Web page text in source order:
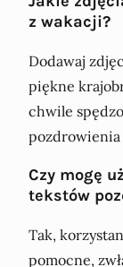
z wakacji?
Dodawaj
piękne
chwile
pozdrowienia
Czy mogę
tekstów
Tak,
pomocne,